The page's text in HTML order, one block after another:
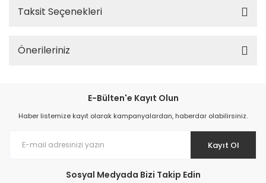
Taksit Seçenekleri
Önerileriniz
E-Bülten'e Kayıt Olun
Haber listemize kayıt olarak kampanyalardan, haberdar olabilirsiniz.
Kayıt Ol
Sosyal Medyada Bizi Takip Edin